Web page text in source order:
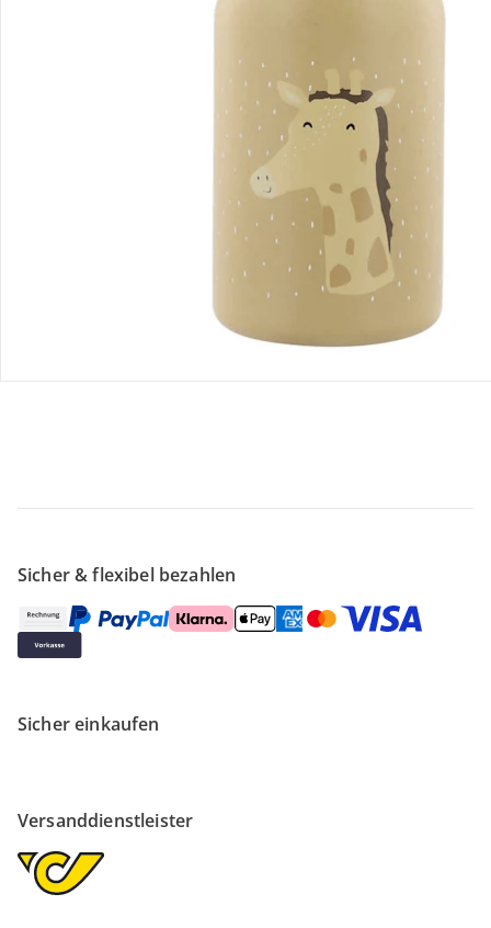
Retoure & Reklamation
Gutscheine & Aktionen
Sicher & flexibel bezahlen
Sicher einkaufen
Versanddienstleister